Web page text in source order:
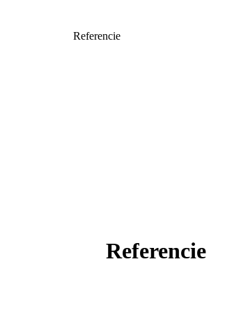
Referencie
Referencie